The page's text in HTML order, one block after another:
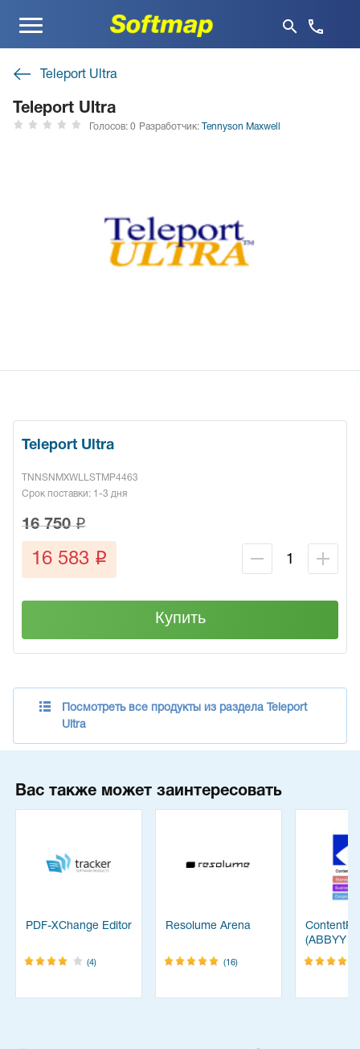
Меню
Teleport Ultra
Teleport Ultra
Голосов: 0 Разработчик: Tennyson Maxwell
Teleport Ultra
TNNSNMXWLLSTMP4463
Срок поставки: 1-3 дня
16 750q
16 583 q
Купить
Посмотреть все продукты из раздела Teleport
Ultra
Вас также может заинтересовать
PDF-XChange Editor
(4)
Resolume Arena
(16)
(ABBYY